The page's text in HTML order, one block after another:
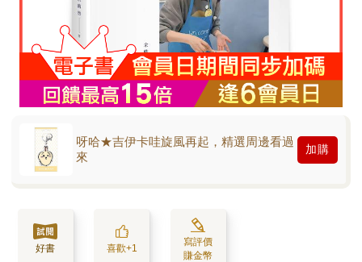
呀哈★吉伊卡哇旋風再起，精選周邊看過
來
加購
好書 喜歡+1
寫評價
賺金幣